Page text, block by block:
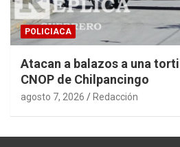
POLICIACA
Atacan a balazos a una
CNOP de Chilpancingo
agosto 7, 2026 Redacción